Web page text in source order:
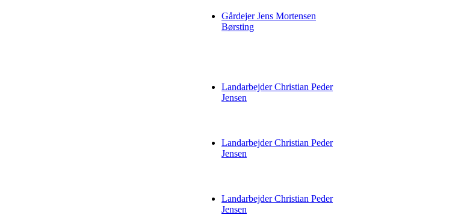
Gårdejer Jens Mortensen
Børsting
Landarbejder Christian Peder
Jensen
Landarbejder Christian Peder
Jensen
Landarbejder Christian Peder
Jensen